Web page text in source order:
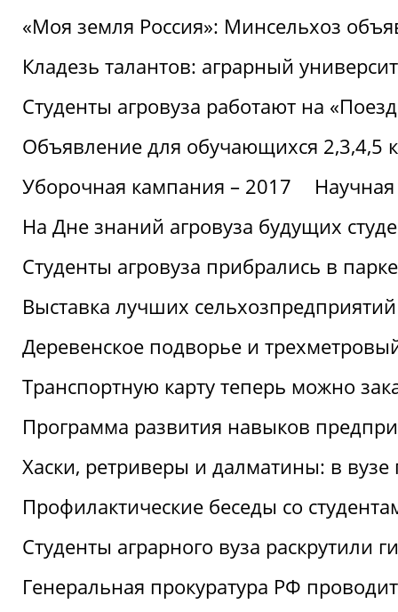
«Моя земля Россия»: Минсельхоз
Кладезь талантов: аграрный
Студенты агровуза работают на
Объявление для обучающихся 2,3,4,5
Уборочная кампания – 2017
На Дне знаний агровуза будущих
Студенты агровуза прибрались в
Выставка лучших
Деревенское подворье и
Транспортную карту теперь можно
Программа развития навыков
Хаски, ретриверы и далматины: в вузе
Профилактические беседы со
Студенты аграрного вуза раскрутили
Генеральная прокуратура РФ